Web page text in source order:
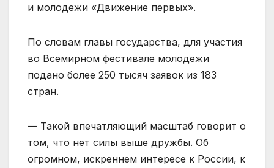
и молодежи «Движение первых».
По словам главы государства, для участия
во Всемирном фестивале молодежи
подано более 250 тысяч заявок из 183
стран.
— Такой впечатляющий масштаб говорит о
том, что нет силы выше дружбы. Об
огромном, искреннем интересе к России, к